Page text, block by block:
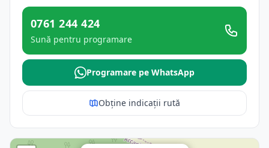
0761 244 424
Sună pentru programare
Programare pe WhatsApp
Obține indicații rută